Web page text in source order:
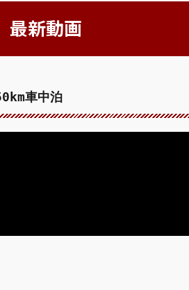
最新動画
車中泊